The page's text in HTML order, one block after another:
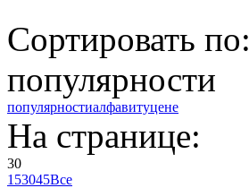
Сортировать по:
популярности
популярностиалфавитуцене
На странице:
30
153045Все